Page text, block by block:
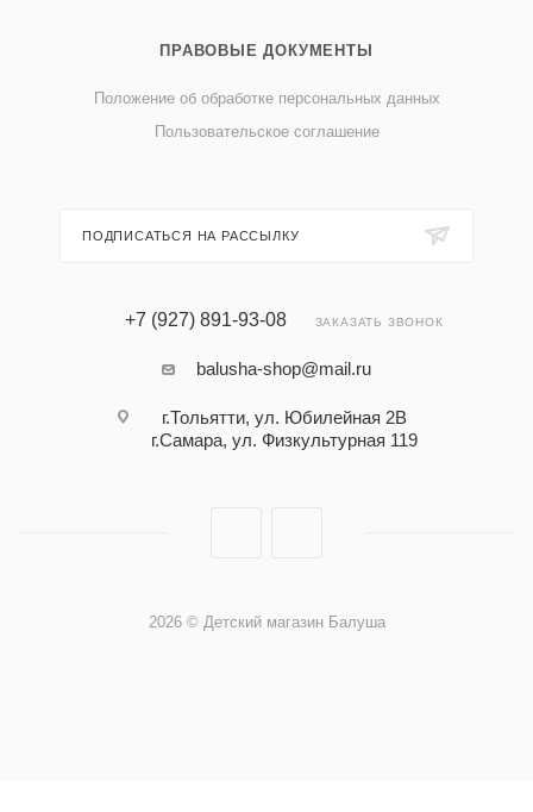
ПРАВОВЫЕ ДОКУМЕНТЫ
Положение об обработке персональных данных
Пользовательское соглашение
ПОДПИСАТЬСЯ НА РАССЫЛКУ
+7 (927) 891-93-08 ЗАКАЗАТЬ ЗВОНОК
balusha-shop@mail.ru
г.Тольятти, ул. Юбилейная 2В
г.Самара, ул. Физкультурная 119
2026 © Детский магазин Балуша